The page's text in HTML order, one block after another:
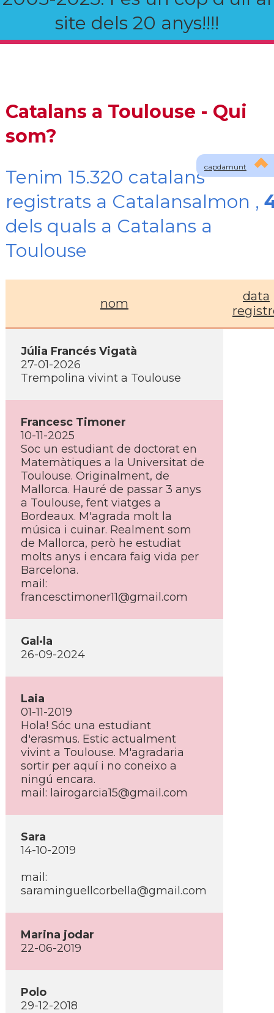
site dels 20 anys!!!!
capdamunt
Catalans a Toulouse - Qui
som?
Tenim 15.320 catalans
registrats a Catalansalmon ,
dels quals a Catalans a
Toulouse
nom
data
Júlia Francés Vigatà
27-01-2026
Trempolina vivint a Toulouse
Francesc Timoner
10-11-2025
Soc un estudiant de doctorat en
Matemàtiques a la Universitat de
Toulouse. Originalment, de
Mallorca. Hauré de passar 3 anys
a Toulouse, fent viatges a
Bordeaux. M'agrada molt la
música i cuinar. Realment som
de Mallorca, però he estudiat
molts anys i encara faig vida per
Barcelona.
mail:
francesctimoner11@gmail.com
Gal·la
26-09-2024
Laia
01-11-2019
Hola! Sóc una estudiant
d'erasmus. Estic actualment
vivint a Toulouse. M'agradaria
sortir per aquí­ i no coneixo a
ningú encara.
mail: lairogarcia15@gmail.com
Sara
14-10-2019
mail:
saraminguellcorbella@gmail.com
Marina jodar
22-06-2019
Polo
29-12-2018